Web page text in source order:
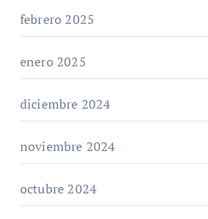
febrero 2025
enero 2025
diciembre 2024
noviembre 2024
octubre 2024